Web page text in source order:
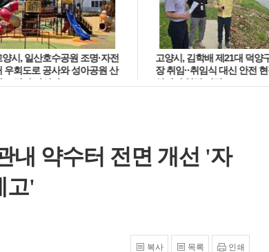
시, 일산호수공원 조명·자전
회도로 공사와 성아공원 산
정비 나선다
고양시, 김학배 제21대 덕양구청
장 취임··취임식 대신 안전 현장
살피며 일정 시작
내 약수터 전면 개선 '자
고'
복사 목록 인쇄